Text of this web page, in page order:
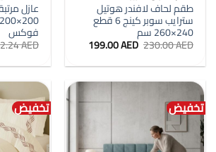
طقم لحاف لافندر هوتيل
سترايب سوبر كينج 6 قطع
240×260 سم
230.00AED السعر
الأصلي
هو:
230.00 AED.
199.00AED
هو:
199.00 AED.
عازل
فوكس
AED
تخفيض تخفيض